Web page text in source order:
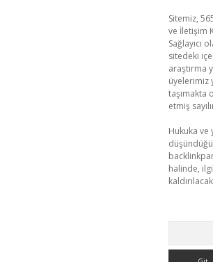
Sitemiz,
ve İletişim
Sağlayıcı
sitedeki
araştırma
üyelerimiz
taşımakta
etmiş
Hukuka ve
halinde,